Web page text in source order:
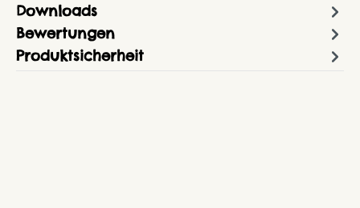
Downloads
Bewertungen
Produktsicherheit